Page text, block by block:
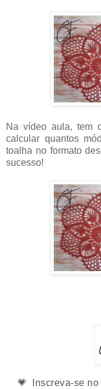
Na vídeo aula, tem
calcular quantos
toalha no formato
sucesso!
💗 Inscreva-se no